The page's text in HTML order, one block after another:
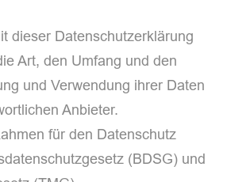
dieser Datenschutzerklärung
Art, den Umfang und den
und Verwendung ihrer Daten
Anbieter.
für den Datenschutz
(BDSG) und